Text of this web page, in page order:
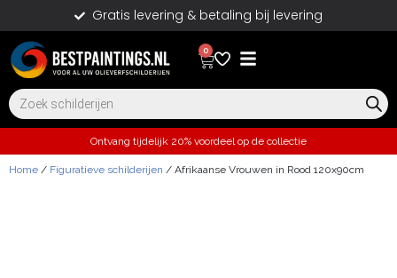
Gratis levering & betaling bij levering
0
Ontvang tijdelijk 20% voordeel op de collectie
Home / Figuratieve schilderijen / Afrikaanse Vrouwen in Rood 120x90cm